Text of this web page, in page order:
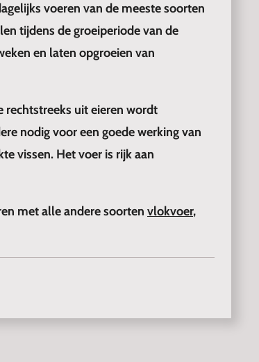
voeren van de meeste soorten
tijdens de groeiperiode van de
en laten opgroeien van
rechtstreeks uit eieren wordt
nodig voor een goede werking van
vissen. Het voer is rijk aan
met alle andere soorten vlokvoer,